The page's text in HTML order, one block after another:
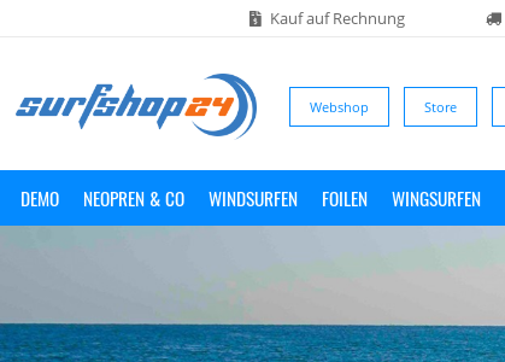
Kauf auf Rechnung
Webshop Store
DEMO NEOPREN & CO WINDSURFEN FOILEN WINGSURFEN